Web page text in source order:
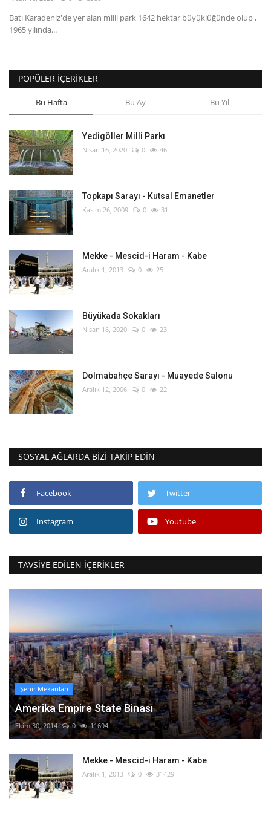
English Turkish
Batı Karadeniz'de yer alan milli park 1642 hektar büyüklüğünde olup ,
1965 yılında...
POPÜLER İÇERIKLER
Bu Hafta Bu Ay Bu Yıl
Yedigöller Milli Parkı
Nisan 16, 2020 0 46
Topkapı Sarayı - Kutsal Emanetler
Kasım 26, 2009 0 31
Mekke - Mescid-i Haram - Kabe
Aralık 1, 2013 0 25
Büyükada Sokakları
Nisan 16, 2020 0 23
Dolmabahçe Sarayı - Muayede Salonu
Aralık 12, 2006 0 22
SOSYAL AĞLARDA BIZI TAKIP EDIN
Facebook Twitter
Instagram Youtube
TAVSIYE EDILEN İÇERIKLER
Şehir Mekanları
Amerika Empire State Binası
Ekim 30, 2014 0 11694
Mekke - Mescid-i Haram - Kabe
Aralık 1, 2013 0 31429